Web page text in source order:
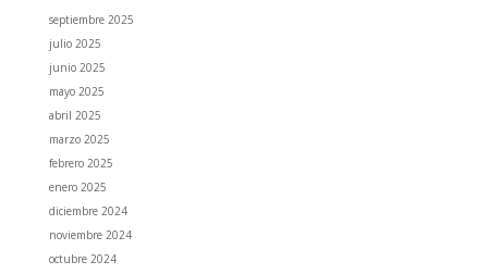
septiembre 2025
julio 2025
junio 2025
mayo 2025
abril 2025
marzo 2025
febrero 2025
enero 2025
diciembre 2024
noviembre 2024
octubre 2024